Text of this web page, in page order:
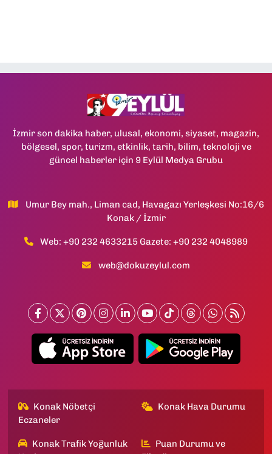
İzmir son dakika haber, ulusal, ekonomi, siyaset, magazin,
bölgesel, spor, turizm, etkinlik, tarih, bilim, teknoloji ve
güncel haberler için 9 Eylül Medya Grubu
Umur Bey mah., Liman cad, Havagazı Yerleşkesi No:16/6
Konak / İzmir
Web: +90 232 4633215 Gazete: +90 232 4048989
web@dokuzeylul.com
Konak Nöbetçi
Eczaneler
Konak Hava Durumu
Konak Trafik Yoğunluk
Puan Durumu ve